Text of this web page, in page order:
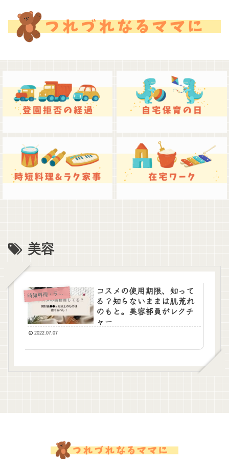
美容
時
短料理・ラク家事
コスメの使用期限、知って
る？知らないままは肌荒れ
のもと。美容部員がレクチ
ャー
2022.07.07